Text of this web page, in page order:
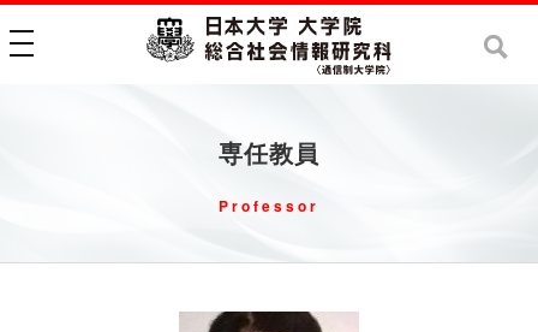
toggle navigation
専任教員
Professor